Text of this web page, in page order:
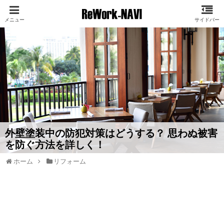
外壁塗装中の防犯対策はどうする？ 思わぬ被害
を防ぐ方法を詳しく！
ホーム リフォーム